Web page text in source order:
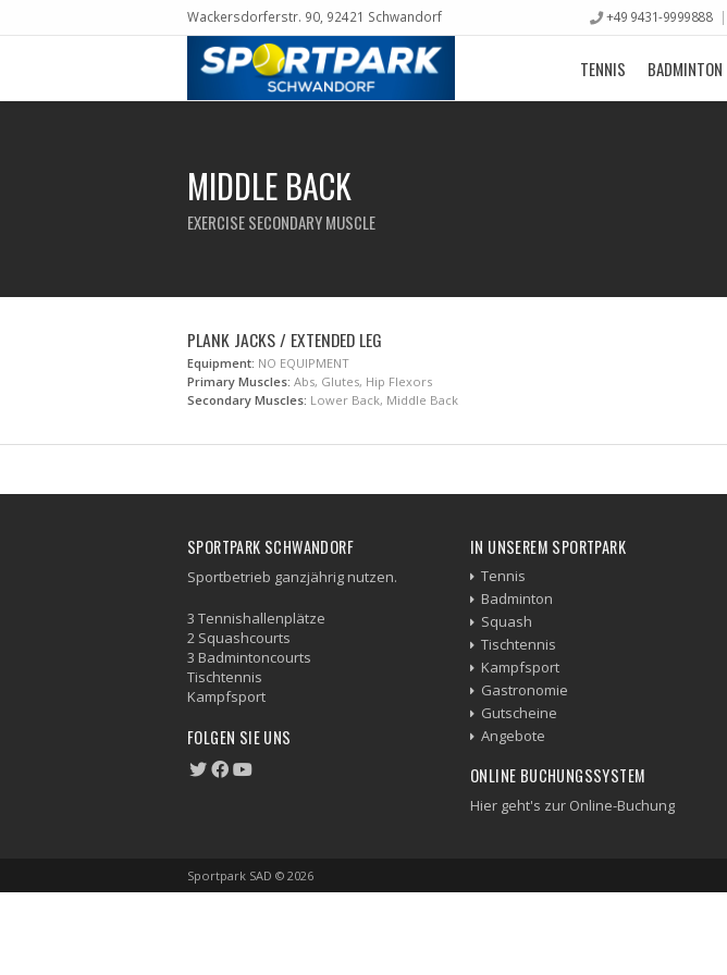
Wackersdorferstr. 90, 92421 Schwandorf +49 9431-9999888
TENNIS BADMINTON
MIDDLE BACK
EXERCISE SECONDARY MUSCLE
PLANK JACKS / EXTENDED LEG
Equipment: NO EQUIPMENT
Primary Muscles: Abs, Glutes, Hip Flexors
Secondary Muscles: Lower Back, Middle Back
SPORTPARK SCHWANDORF
Sportbetrieb ganzjährig nutzen.
3 Tennishallenplätze
2 Squashcourts
3 Badmintoncourts
Tischtennis
Kampfsport
FOLGEN SIE UNS
IN UNSEREM SPORTPARK
Tennis
Badminton
Squash
Tischtennis
Kampfsport
Gastronomie
Gutscheine
Angebote
ONLINE BUCHUNGSSYSTEM
Hier geht's zur Online-Buchung
Sportpark SAD © 2026